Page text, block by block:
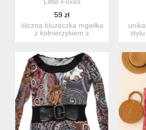
59 zł
śliczna bluzeczka mgiełka
z kołnierzykiem z